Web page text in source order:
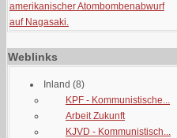
amerikanischer Atombombenabwurf
auf Nagasaki.
Weblinks
Inland (8)
KPF - Kommunistische...
Arbeit Zukunft
KJVD - Kommunistisch...